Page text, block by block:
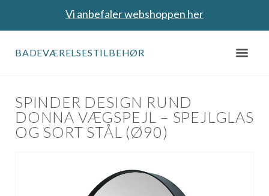
Vi anbefaler webshoppen her
BADEVÆRELSESTILBEHØR
SPINDER DESIGN RUND
DONNA VÆGSPEJL – SPEJLGLAS
OG SORT STÅL (Ø90)